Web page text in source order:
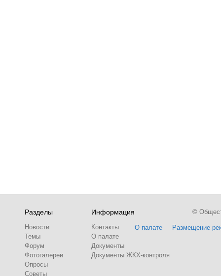
Разделы
Новости
Темы
Форум
Фотогалереи
Опросы
Советы
Информация
Контакты
О палате
Документы
Документы ЖКХ-контроля
О палате Размещение
©